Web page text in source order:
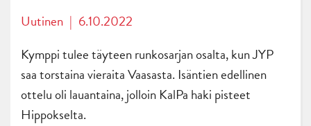
Uutinen | 6.10.2022
Kymppi tulee täyteen runkosarjan osalta, kun JYP
saa torstaina vieraita Vaasasta. Isäntien edellinen
ottelu oli lauantaina, jolloin KalPa haki pisteet
Hippokselta.